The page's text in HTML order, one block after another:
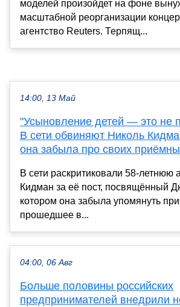
моделей произойдет на фоне
масштабной реорганизации
агентство Reuters. Терпящ...
14:00, 13 Май
"Усыновление детей — это не
В сети обвиняют Николь
она забыла про своих
В сети раскритиковали 58-летнюю
Кидман за её пост, посвящённый
котором она забыла упомянуть
прошедшее в...
04:00, 06 Авг
Больше половины российских
предпринимателей внедрили